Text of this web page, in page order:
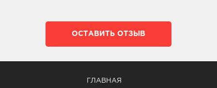
ОСТАВИТЬ ОТЗЫВ
ГЛАВНАЯ